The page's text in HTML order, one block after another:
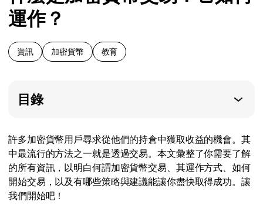
運作？
資訊 加密貨幣 教育
目錄
許多加密貨幣用戶尋求從他們的持倉中獲取收益的機會。其
中最流行的方法之一就是透過交易。本文彙整了你需要了解
的所有資訊，以明白何謂加密貨幣交易、其運作方式、如何
開始交易，以及有哪些策略與建議能讓你盡快取得成功。讓
我們開始吧！